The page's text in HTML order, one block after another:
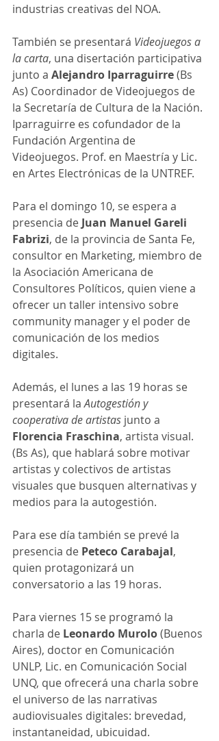
industrias creativas del NOA.
También se presentará Videojuegos a
la carta, una disertación participativa
junto a Alejandro Iparraguirre (Bs
As) Coordinador de Videojuegos de
la Secretaría de Cultura de la Nación.
Iparraguirre es cofundador de la
Fundación Argentina de
Videojuegos. Prof. en Maestría y Lic.
en Artes Electrónicas de la UNTREF.
Para el domingo 10, se espera a
presencia de Juan Manuel Gareli
Fabrizi, de la provincia de Santa Fe,
consultor en Marketing, miembro de
la Asociación Americana de
Consultores Políticos, quien viene a
ofrecer un taller intensivo sobre
community manager y el poder de
comunicación de los medios
digitales.
Además, el lunes a las 19 horas se
presentará la Autogestión y
cooperativa de artistas junto a
Florencia Fraschina, artista visual.
(Bs As), que hablará sobre motivar
artistas y colectivos de artistas
visuales que busquen alternativas y
medios para la autogestión.
Para ese día también se prevé la
presencia de Peteco Carabajal,
quien protagonizará un
conversatorio a las 19 horas.
Para viernes 15 se programó la
charla de Leonardo Murolo (Buenos
Aires), doctor en Comunicación
UNLP, Lic. en Comunicación Social
UNQ, que ofrecerá una charla sobre
el universo de las narrativas
audiovisuales digitales: brevedad,
instantaneidad, ubicuidad.